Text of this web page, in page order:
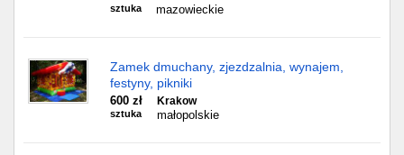
sztuka mazowieckie
Zamek dmuchany, zjezdzalnia, wynajem,
festyny, pikniki
600 zł
sztuka
Krakow
małopolskie